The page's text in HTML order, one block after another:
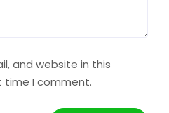
and website in this
time I comment.